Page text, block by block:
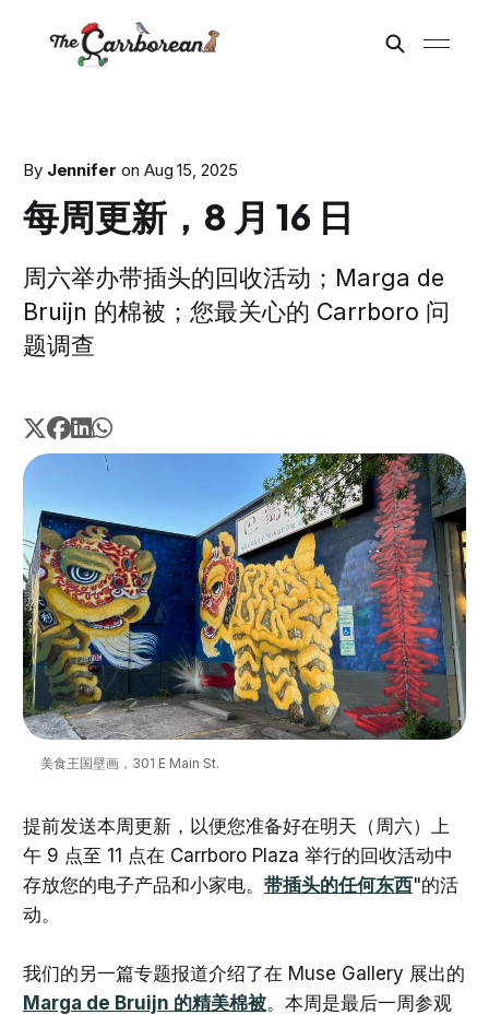
By Jennifer on Aug 15, 2025
每周更新，8 月 16 日
周六举办带插头的回收活动；Marga de
Bruijn 的棉被；您最关心的 Carrboro 问
题调查
美食王国壁画，301 E Main St.
提前发送本周更新，以便您准备好在明天（周六）上
午 9 点至 11 点在 Carrboro Plaza 举行的回收活动中
存放您的电子产品和小家电。 带插头的任何东西"的活
动。
我们的另一篇专题报道介绍了在 Muse Gallery 展出的
Marga de Bruijn 的精美棉被。本周是最后一周参观